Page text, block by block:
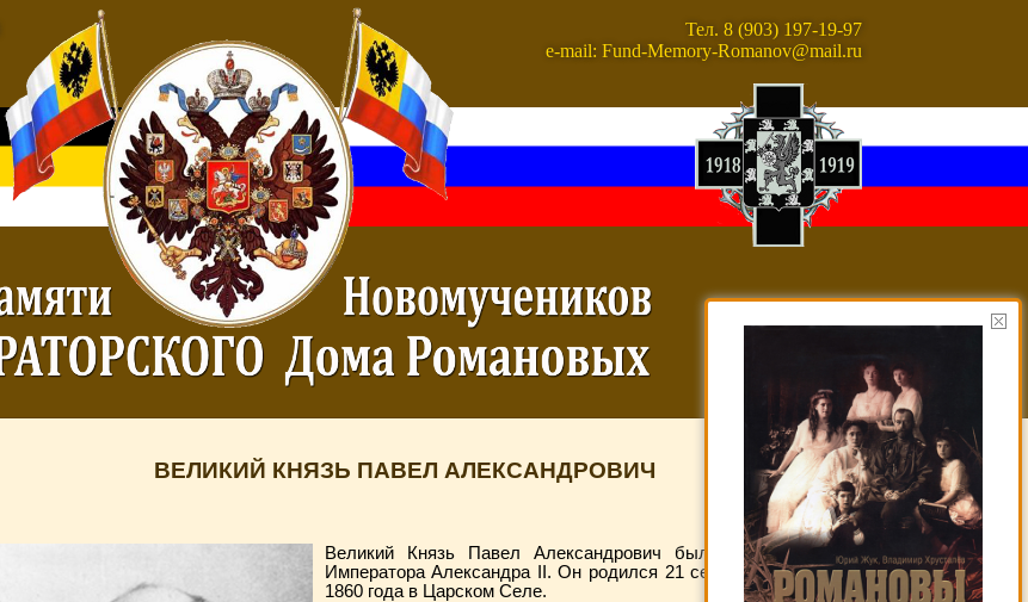
Тел. 8 (903) 197-19-97
e-mail: Fund-Memory-Romanov@mail.ru
ВЕЛИКИЙ КНЯЗЬ ПАВЕЛ АЛЕКСАНДРОВИЧ
Великий Князь Павел Александрович был младшим сыном
Императора Александра II. Он родился 21 сентября (3 октября)
1860 года в Царском Селе.